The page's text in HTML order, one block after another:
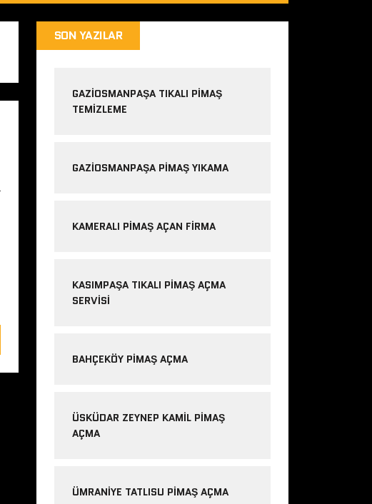
SON YAZILAR
GAZIOSMANPAŞA TIKALI PIMAŞ
TEMIZLEME
GAZIOSMANPAŞA PIMAŞ YIKAMA
KAMERALI PIMAŞ AÇAN FIRMA
KASIMPAŞA TIKALI PIMAŞ AÇMA
SERVISI
BAHÇEKÖY PIMAŞ AÇMA
ÜSKÜDAR ZEYNEP KAMIL PIMAŞ
AÇMA
ÜMRANIYE TATLISU PIMAŞ AÇMA